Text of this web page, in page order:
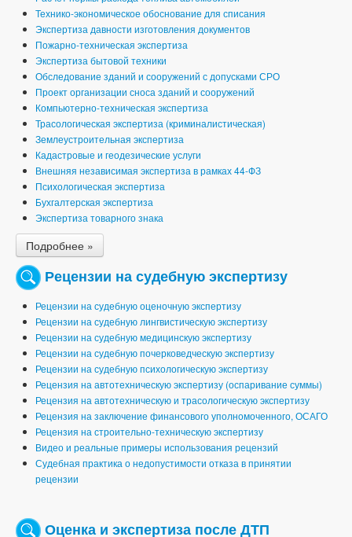
Технико-экономическое обоснование для списания
Экспертиза давности изготовления документов
Пожарно-техническая экспертиза
Экспертиза бытовой техники
Обследование зданий и сооружений с допусками СРО
Проект организации сноса зданий и сооружений
Компьютерно-техническая экспертиза
Трасологическая экспертиза (криминалистическая)
Землеустроительная экспертиза
Кадастровые и геодезические услуги
Внешняя независимая экспертиза в рамках 44-ФЗ
Психологическая экспертиза
Бухгалтерская экспертиза
Экспертиза товарного знака
Подробнее »
Рецензии на судебную экспертизу
Рецензии на судебную оценочную экспертизу
Рецензии на судебную лингвистическую экспертизу
Рецензии на судебную медицинскую экспертизу
Рецензии на судебную почерковедческую экспертизу
Рецензии на судебную психологическую экспертизу
Рецензия на автотехническую экспертизу (оспаривание суммы)
Рецензия на автотехническую и трасологическую экспертизу
Рецензия на заключение финансового уполномоченного, ОСАГО
Рецензия на строительно-техническую экспертизу
Видео и реальные примеры использования рецензий
Судебная практика о недопустимости отказа в принятии
рецензии
Оценка и экспертиза после ДТП